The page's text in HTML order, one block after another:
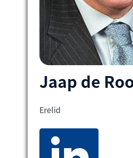
Jaap de
Erelid